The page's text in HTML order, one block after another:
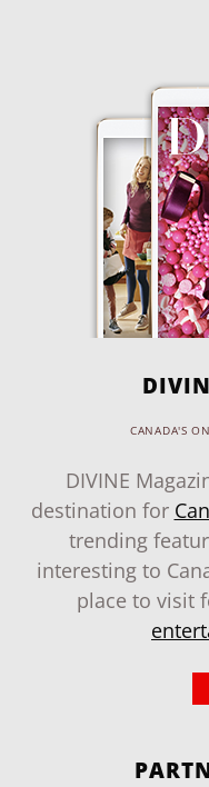
CANADA'S
DIVINE
destination for
trending
interesting to
place to visit